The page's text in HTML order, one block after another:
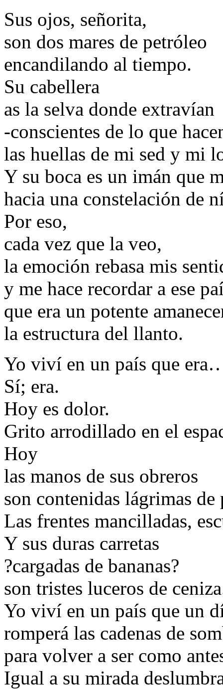
Sus ojos, señorita,
son dos mares de petróleo
encandilando al tiempo.
Su cabellera
as la selva donde extravían
-conscientes de lo que
las huellas de mi sed y mi
Y su boca es un imán que
hacia una constelación de
Por eso,
cada vez que la veo,
la emoción rebasa mis
y me hace recordar a ese
que era un potente
la estructura del llanto.
Yo viví en un país que
Sí; era.
Hoy es dolor.
Grito arrodillado en el
Hoy
las manos de sus obreros
son contenidas lágrimas de
Las frentes mancilladas,
Y sus duras carretas
?cargadas de bananas?
son tristes luceros de
Yo viví en un país que un
romperá las cadenas de
para volver a ser como
Igual a su mirada